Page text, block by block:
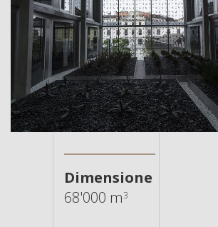
Dimensione
68'000 m3